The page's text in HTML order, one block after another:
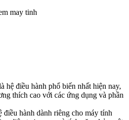
hệ điều hành phổ biến nhất hiện nay,
thích cao với các ứng dụng và phần
điều hành dành riêng cho máy tính